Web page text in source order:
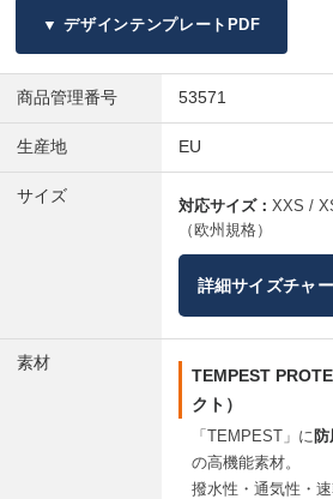
▼ デザインテンプレートPDF
商品管理番号 53571
生産地 EU
サイズ
対応サイズ： XXS /
（欧州規格）
詳細サイズチャ
素材
TEMPEST
クト）
「TEMPEST」に 防
の高機能素材。
撥水性・通気性・速